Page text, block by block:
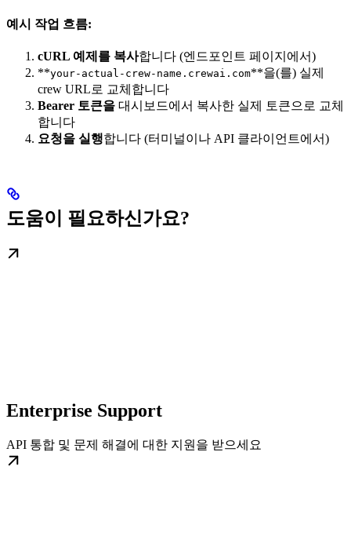
예시 작업 흐름:
cURL 예제를 복사합니다 (엔드포인트 페이지에서)
**your-actual-crew-name.crewai.com**을(를) 실제
crew URL로 교체합니다
Bearer 토큰을 대시보드에서 복사한 실제 토큰으로 교체
합니다
요청을 실행합니다 (터미널이나 API 클라이언트에서)
도움이 필요하신가요?
Enterprise Support
API 통합 및 문제 해결에 대한 지원을 받으세요